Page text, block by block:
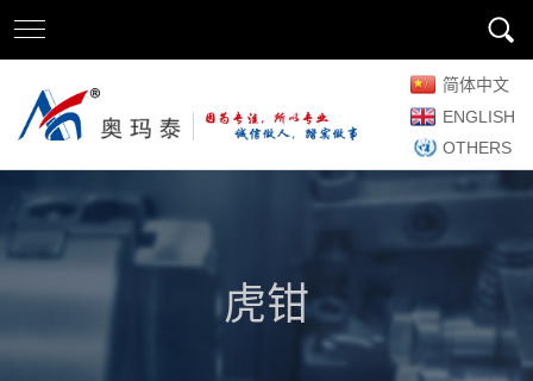
简体中文
ENGLISH
OTHERS
虎钳